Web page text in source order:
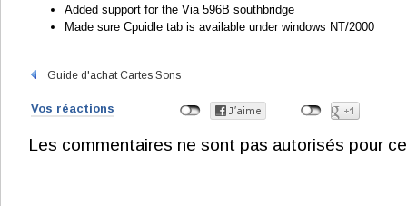
Added support for the Via 596B southbridge
Made sure Cpuidle tab is available under windows NT/2000
Guide d'achat Cartes Sons
Vos réactions
Les commentaires ne sont pas autorisés pour